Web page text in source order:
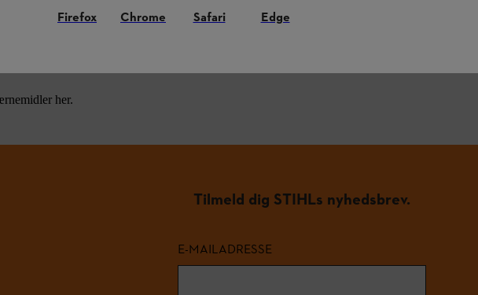
stillede spørgsmål.
her.
Tilmeld dig STIHLs nyhedsbrev.
E-MAILADRESSE
Firefox Chrome Safari Edge